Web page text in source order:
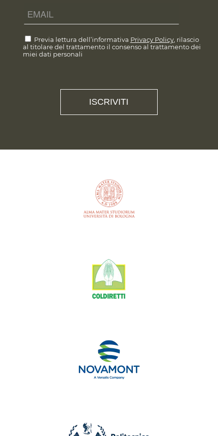
Previa lettura dell’informativa Privacy Policy, rilascio
al titolare del trattamento il consenso al trattamento dei
miei dati personali